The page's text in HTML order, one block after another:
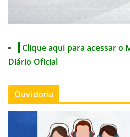
Clique aqui para acessar o
Diário Oficial
Ouvidoria